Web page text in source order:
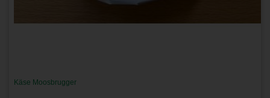
Käse Moosbrugger